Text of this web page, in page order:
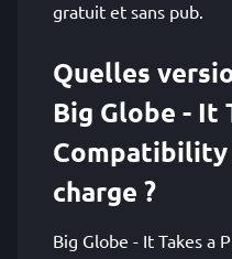
gratuit et sans pub.
Quelles
Big Globe - It
charge ?
Big Globe - It Takes a